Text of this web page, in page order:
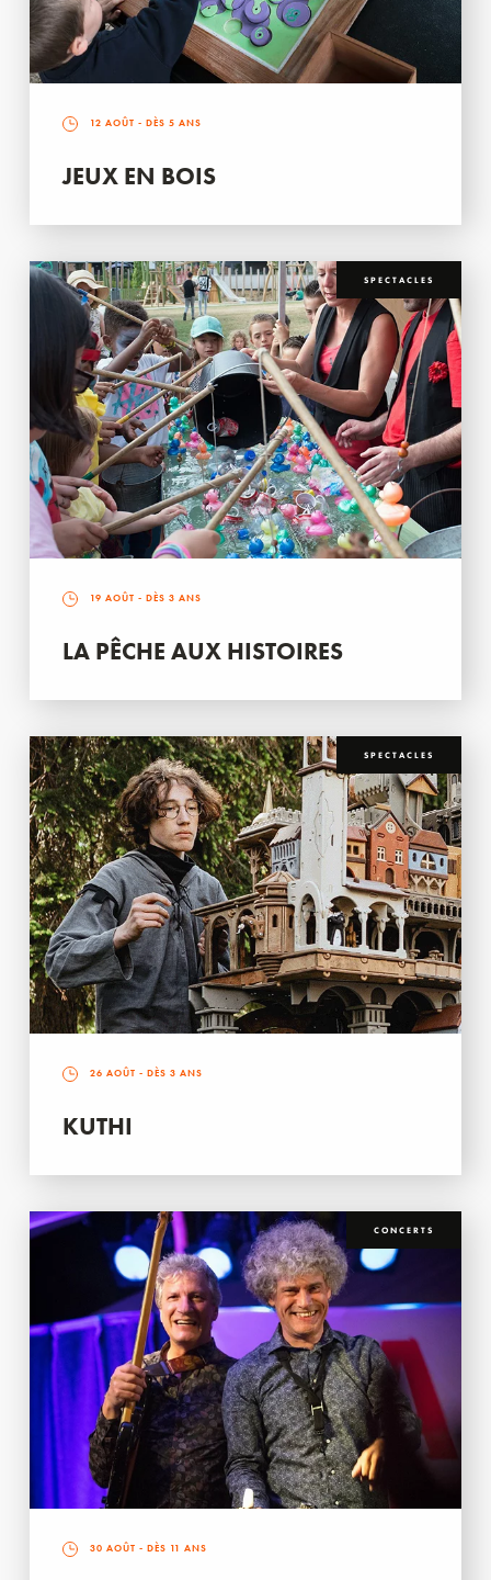
12 AOÛT - DÈS 5 ANS
JEUX EN BOIS
SPECTACLES
19 AOÛT - DÈS 3 ANS
LA PÊCHE AUX HISTOIRES
SPECTACLES
26 AOÛT - DÈS 3 ANS
KUTHI
CONCERTS
30 AOÛT - DÈS 11 ANS